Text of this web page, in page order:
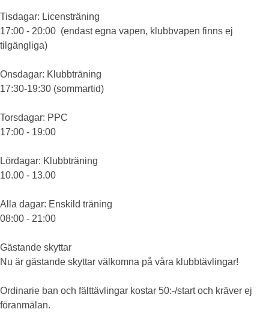
Tisdagar: Licensträning
17:00 - 20:00 (endast egna vapen, klubbvapen finns ej
tilgängliga)
Onsdagar: Klubbträning
17:30-19:30 (sommartid)
Torsdagar: PPC
17:00 - 19:00
Lördagar: Klubbträning
10.00 - 13.00
Alla dagar: Enskild träning
08:00 - 21:00
Gästande skyttar
Nu är gästande skyttar välkomna på våra klubbtävlingar!
Ordinarie ban och fälttävlingar kostar 50:-/start och kräver ej
föranmälan.